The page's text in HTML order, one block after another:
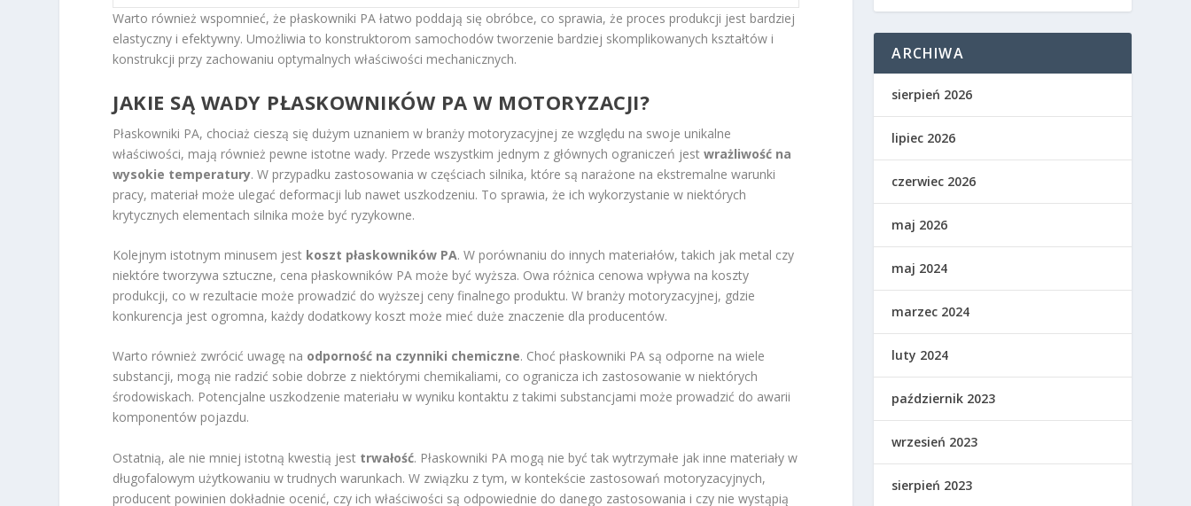
Warto również wspomnieć, że płaskowniki PA łatwo poddają się obróbce, co sprawia, że proces produkcji jest bardziej
elastyczny i efektywny. Umożliwia to konstruktorom samochodów tworzenie bardziej skomplikowanych kształtów i
konstrukcji przy zachowaniu optymalnych właściwości mechanicznych.
JAKIE SĄ WADY PŁASKOWNIKÓW PA W MOTORYZACJI?
Płaskowniki PA, chociaż cieszą się dużym uznaniem w branży motoryzacyjnej ze względu na swoje unikalne
właściwości, mają również pewne istotne wady. Przede wszystkim jednym z głównych ograniczeń jestwrażliwość na
wysokie temperatury. W przypadku zastosowania w częściach silnika, które są narażone na ekstremalne warunki
pracy, materiał może ulegać deformacji lub nawet uszkodzeniu. To sprawia, że ich wykorzystanie w niektórych
krytycznych elementach silnika może być ryzykowne.
Kolejnym istotnym minusem jest koszt płaskowników PA. W porównaniu do innych materiałów, takich jak metal czy
niektóre tworzywa sztuczne, cena płaskowników PA może być wyższa. Owa różnica cenowa wpływa na koszty
produkcji, co w rezultacie może prowadzić do wyższej ceny finalnego produktu. W branży motoryzacyjnej, gdzie
konkurencja jest ogromna, każdy dodatkowy koszt może mieć duże znaczenie dla producentów.
Warto również zwrócić uwagę na odporność na czynniki chemiczne. Choć płaskowniki PA są odporne na wiele
substancji, mogą nie radzić sobie dobrze z niektórymi chemikaliami, co ogranicza ich zastosowanie w niektórych
środowiskach. Potencjalne uszkodzenie materiału w wyniku kontaktu z takimi substancjami może prowadzić do awarii
komponentów pojazdu.
Ostatnią, ale nie mniej istotną kwestią jest trwałość. Płaskowniki PA mogą nie być tak wytrzymałe jak inne materiały w
długofalowym użytkowaniu w trudnych warunkach. W związku z tym, w kontekście zastosowań motoryzacyjnych,
producent powinien dokładnie ocenić, czy ich właściwości są odpowiednie do danego zastosowania i czy nie wystąpią
ARCHIWA
sierpień 2026
lipiec 2026
czerwiec 2026
maj 2026
maj 2024
marzec 2024
luty 2024
październik 2023
wrzesień 2023
sierpień 2023